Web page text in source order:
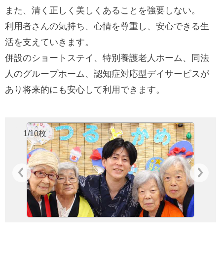
1/10枚
また、清く正しく美しくあることを強要しない。
利用者さんの気持ち、心情を尊重し、安心できる生
活を支えていきます。
併設のショートステイ、特別養護老人ホーム、同法
人のグループホーム、認知症対応型デイサービスが
あり将来的にも安心して利用できます。